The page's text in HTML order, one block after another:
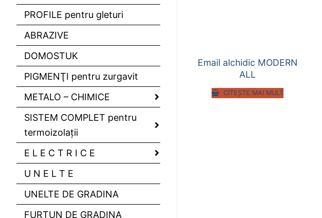
Email alchidic MODERN
ALL
CITEȘTE MAI MULT
PROFILE pentru gleturi
ABRAZIVE
DOMOSTUK
PIGMENŢI pentru zurgavit
METALO – CHIMICE
SISTEM COMPLET pentru
termoizolaţii
E L E C T R I C E
U N E L T E
UNELTE DE GRADINA
FURTUN DE GRADINA